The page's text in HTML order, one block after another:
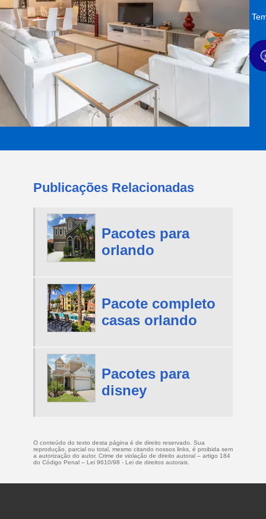
Publicações Relacionadas
Pacotes para
orlando
Pacote completo
casas orlando
Pacotes para
disney
O conteúdo do texto desta página é de direito reservado. Sua
reprodução, parcial ou total, mesmo citando nossos links, é proibida sem
a autorização do autor. Crime de violação de direito autoral – artigo 184
do Código Penal – Lei 9610/98 - Lei de direitos autorais